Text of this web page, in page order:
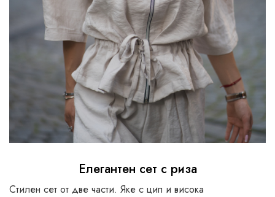
Елегантен сет с риза
Стилен сет от две части. Яке с цип и висока